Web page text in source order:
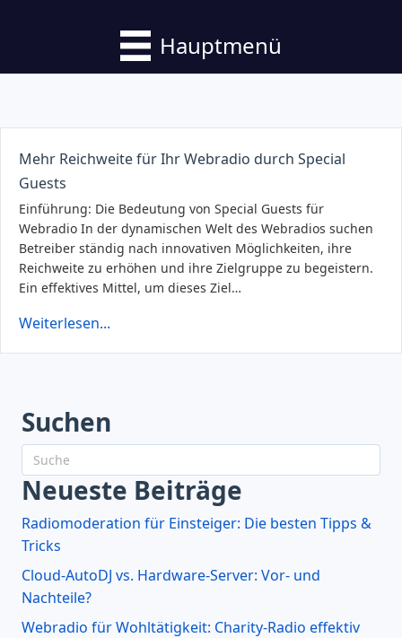
Hauptmenü
Mehr Reichweite für Ihr Webradio durch Special
Guests
Einführung: Die Bedeutung von Special Guests für
Webradio In der dynamischen Welt des Webradios suchen
Betreiber ständig nach innovativen Möglichkeiten, ihre
Reichweite zu erhöhen und ihre Zielgruppe zu begeistern.
Ein effektives Mittel, um dieses Ziel…
Weiterlesen...
Suchen
Neueste Beiträge
Radiomoderation für Einsteiger: Die besten Tipps &
Tricks
Cloud-AutoDJ vs. Hardware-Server: Vor- und
Nachteile?
Webradio für Wohltätigkeit: Charity-Radio effektiv